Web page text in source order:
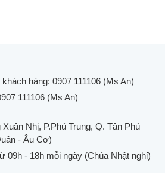
hàng: 0907 111106 (Ms An)
111106 (Ms An)
Nhị, P.Phú Trung, Q. Tân Phú
- Âu Cơ)
09h - 18h mỗi ngày (Chúa Nhật nghỉ)